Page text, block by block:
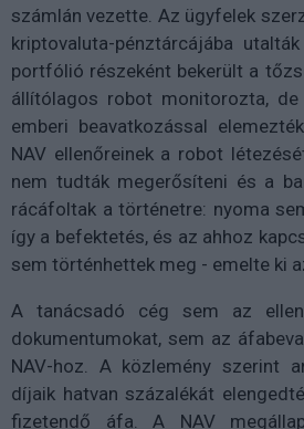
számlán vezette. Az ügyfelek
kriptovaluta-pénztárcájába
portfólió részeként bekerült a
állítólagos robot monitorozta,
emberi beavatkozással
NAV ellenőreinek a robot
nem tudták megerősíteni és a
rácáfoltak a történetre: nyoma
így a befektetés, és az ahhoz
sem történhettek meg - emelte ki
A tanácsadó cég sem az
dokumentumokat, sem az
NAV-hoz. A közlemény szerint
díjaik hatvan százalékát
fizetendő áfa. A NAV